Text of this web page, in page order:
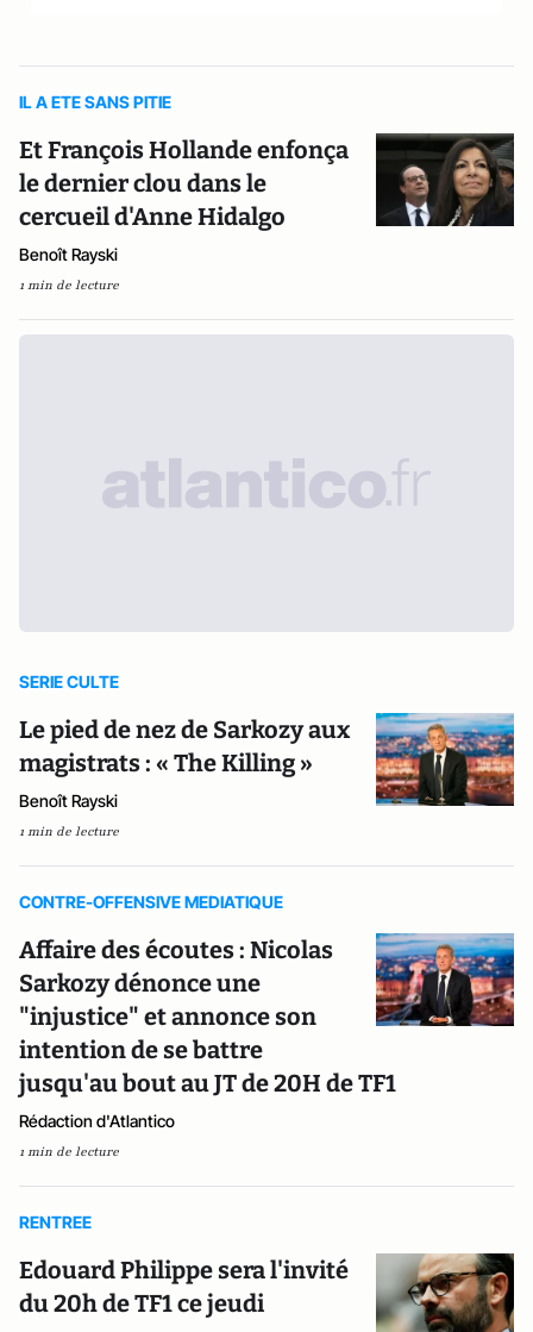
IL A ETE SANS PITIE
Et François Hollande enfonça
le dernier clou dans le
cercueil d'Anne Hidalgo
Benoît Rayski
1 min de lecture
SERIE CULTE
Le pied de nez de Sarkozy aux
magistrats : « The Killing »
Benoît Rayski
1 min de lecture
CONTRE-OFFENSIVE MEDIATIQUE
Affaire des écoutes : Nicolas
Sarkozy dénonce une
"injustice" et annonce son
intention de se battre
jusqu'au bout au JT de 20H de TF1
Rédaction d'Atlantico
1 min de lecture
RENTREE
Edouard Philippe sera l'invité
du 20h de TF1 ce jeudi